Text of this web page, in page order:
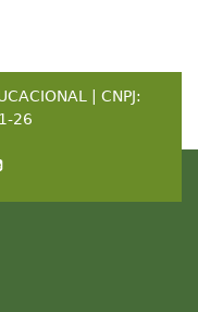
| CNPJ:
26